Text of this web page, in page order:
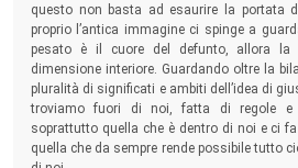
questo non basta ad esaurire la portata
proprio l’antica immagine ci spinge a
pesato è il cuore del defunto, allora la
dimensione interiore. Guardando oltre la
pluralità di significati e ambiti dell’idea di
troviamo fuori di noi, fatta di regole e
soprattutto quella che è dentro di noi e ci
quella che da sempre rende possibile tutto